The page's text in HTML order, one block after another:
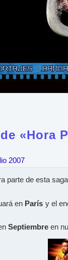
«Hora
2007
parte de esta
en París y el
Septiembre en